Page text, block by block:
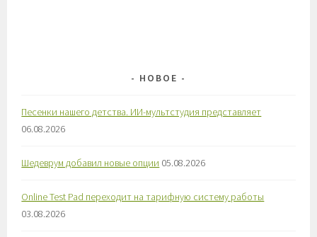
НОВОЕ
Песенки нашего детства. ИИ-мультстудия представляет
06.08.2026
Шедеврум добавил новые опции 05.08.2026
Online Test Pad переходит на тарифную систему работы
03.08.2026